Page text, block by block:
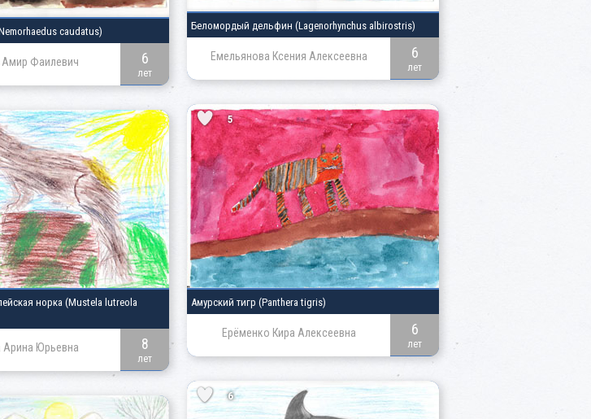
Беломордый дельфин (Lagenorhynchus albirostris)
Емельянова Ксения Алексеевна 6
лет
caudatus)
Амир Фаилевич 6
лет
5
Амурский тигр (Panthera tigris)
Ерёменко Кира Алексеевна 6
лет
норка (Mustela lutreola
Арина Юрьевна 8
лет
6